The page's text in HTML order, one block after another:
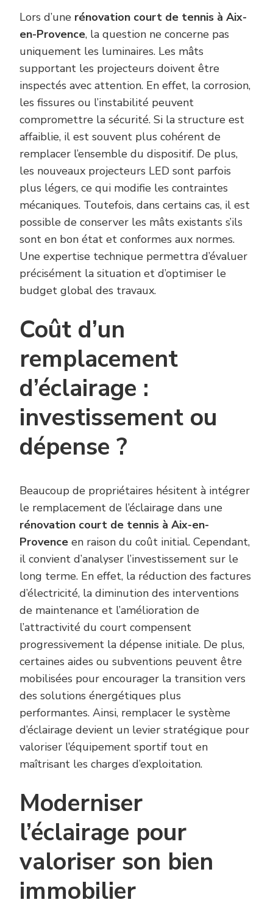
Lors d’une rénovation court de tennis à Aix-
en-Provence, la question ne concerne pas
uniquement les luminaires. Les mâts
supportant les projecteurs doivent être
inspectés avec attention. En effet, la corrosion,
les fissures ou l’instabilité peuvent
compromettre la sécurité. Si la structure est
affaiblie, il est souvent plus cohérent de
remplacer l’ensemble du dispositif. De plus,
les nouveaux projecteurs LED sont parfois
plus légers, ce qui modifie les contraintes
mécaniques. Toutefois, dans certains cas, il est
possible de conserver les mâts existants s’ils
sont en bon état et conformes aux normes.
Une expertise technique permettra d’évaluer
précisément la situation et d’optimiser le
budget global des travaux.
Coût d’un
remplacement
d’éclairage :
investissement ou
dépense ?
Beaucoup de propriétaires hésitent à intégrer
le remplacement de l’éclairage dans une
rénovation court de tennis à Aix-en-
Provence en raison du coût initial. Cependant,
il convient d’analyser l’investissement sur le
long terme. En effet, la réduction des factures
d’électricité, la diminution des interventions
de maintenance et l’amélioration de
l’attractivité du court compensent
progressivement la dépense initiale. De plus,
certaines aides ou subventions peuvent être
mobilisées pour encourager la transition vers
des solutions énergétiques plus
performantes. Ainsi, remplacer le système
d’éclairage devient un levier stratégique pour
valoriser l’équipement sportif tout en
maîtrisant les charges d’exploitation.
Moderniser
l’éclairage pour
valoriser son bien
immobilier